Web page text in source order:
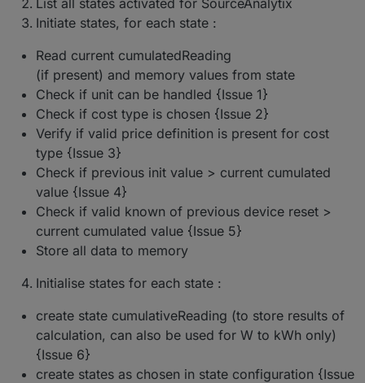
Ergebnisse bzw Problemen mitteilen.
Das hilft in der Entwicklung und
mir log daten zukommen lassen ueber Fehler
odder warnings. Wie geht das ?
Ich habe einen centralen logging server wo ihr
automatisch die logs hinschicken koennen, im
jetzigen moment empfangen ich bereits (nur
fuer diese adapter) von 3 Mitglieder die daten.
Wollt ihr mitmachen? Sehr gerne :), wie ? :
Forum (PN)
Telegram (@RaffiDuck)
SourceAnalytix)
Ich freue mich sehr über die tatkräftige
Aktuelle
Test
Version
SourceAnalytix 0.4.8
Veröffentlic
hungsdatu
m
20.01.2021
Release
candidate
planned
Github Link
community-
Beta
support
0.4.8 (2021-01-20)
Initiate states, for each state :
Read current cumulatedReading
(if present) and memory values from state
Check if unit can be handled {Issue 1}
Check if cost type is chosen {Issue 2}
Verify if valid price definition is present for cost
type {Issue 3}
Check if previous init value > current cumulated
value {Issue 4}
Check if valid known of previous device reset >
current cumulated value {Issue 5}
Store all data to memory
Initialise states for each state :
create state cumulativeReading (to store results of
calculation, can also be used for W to kWh only)
{Issue 6}
create states as chosen in state configuration {Issue